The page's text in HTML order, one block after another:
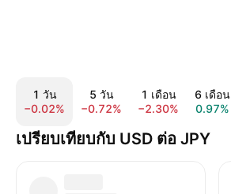
1 วัน
−0.02%
5 วัน
−0.72%
1 เดือน
−2.30%
6 เดือน
0.97%
เปรียบเทียบกับ USD ต่อ JPY